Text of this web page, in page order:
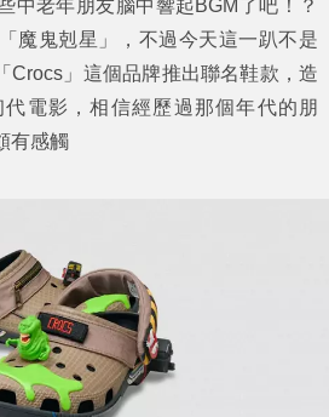
中老年朋友腦中響起BGM了吧！？
魔鬼剋星 」，不過今天這一趴不是
Crocs 」這個品牌推出聯名鞋款，造
電影，相信經歷過那個年代的朋
有感觸